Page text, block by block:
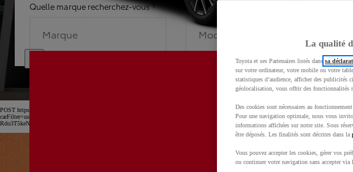
Quelle marque recherchez-vous ?
Marque
Quel modèle recherchez-vous ?
Modèle
POST https://usc-webcomponents.toyota-europe.com/v1/car-filter-header/fr/fr?
Rdo3T5keNnTAs1zChF2zTihoCtNwQAvD_BwE
La qualité
Toyota et ses Partenaires listés dans sa
sur votre ordinateur, votre mobile ou votre
statistiques d’audience, afficher des publicités
géolocalisation, vous offrir des fonctionnalités
Des cookies sont nécessaires au
Pour une navigation optimale, nous vous
informations affichées sur notre site. Sous
être déposés. Les finalités sont décrites dans la
Vous pouvez accepter les cookies, gérer vos
ou continuer votre navigation sans accepter via